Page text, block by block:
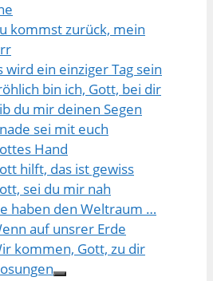
kommst zurück, mein
wird ein einziger Tag sein
bin ich, Gott, bei dir
du mir deinen Segen
sei mit euch
Hand
hilft, das ist gewiss
sei du mir nah
haben den Weltraum …
auf unsrer Erde
kommen, Gott, zu dir